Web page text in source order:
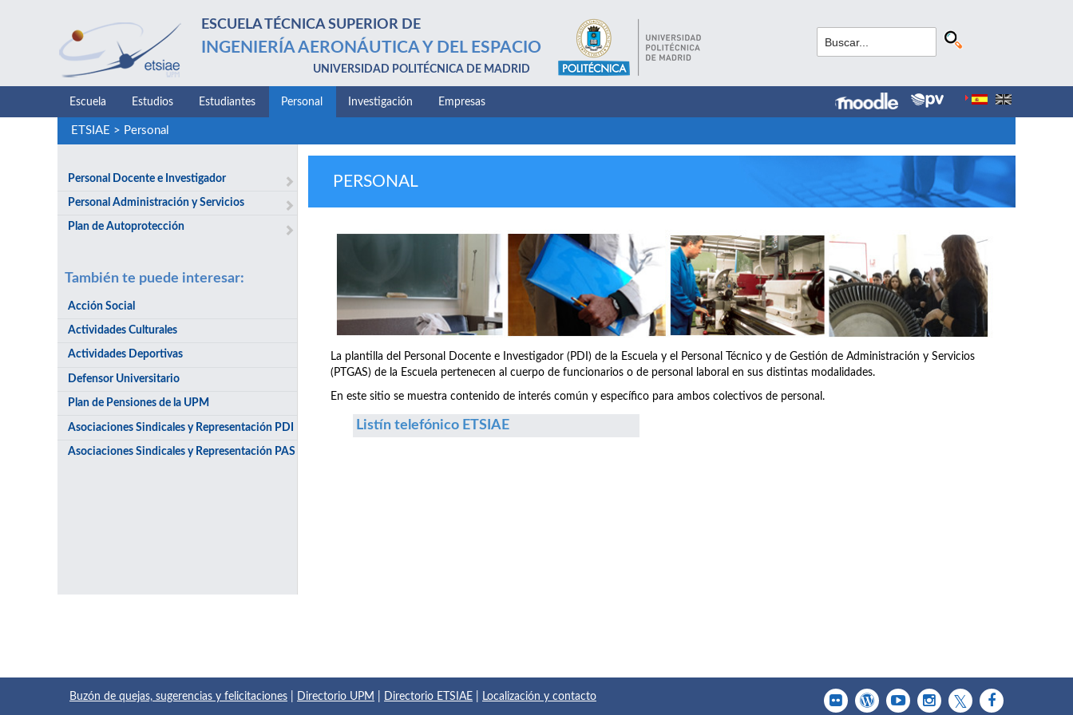
ESCUELA TÉCNICA SUPERIOR DE
INGENIERÍA AERONÁUTICA Y DEL ESPACIO
UNIVERSIDAD POLITÉCNICA DE MADRID
Escuela Estudios Estudiantes Personal Investigación Empresas
ETSIAE > Personal
Personal Docente e Investigador
Personal Administración y Servicios
Plan de Autoprotección
También te puede interesar:
Acción Social
Actividades Culturales
Actividades Deportivas
Defensor Universitario
Plan de Pensiones de la UPM
Asociaciones Sindicales y Representación PDI
Asociaciones Sindicales y Representación PAS
PERSONAL
La plantilla del Personal Docente e Investigador (PDI) de la Escuela y el Personal Técnico y de Gestión de Administración y Servicios
(PTGAS) de la Escuela pertenecen al cuerpo de funcionarios o de personal laboral en sus distintas modalidades.
En este sitio se muestra contenido de interés común y específico para ambos colectivos de personal.
Listín telefónico ETSIAE
Buzón de quejas, sugerencias y felicitaciones Directorio UPM Directorio ETSIAE Localización y contacto